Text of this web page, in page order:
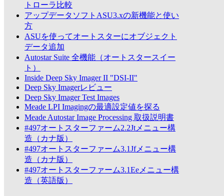
トローラ比較
アップデータソフトASU3.xの新機能と使い
方
ASUを使ってオートスターにオブジェクト
データ追加
Autostar Suite 全機能（オートスタースイー
ト）
Inside Deep Sky Imager II "DSI-II"
Deep Sky Imagerレビュー
Deep Sky Imager Test Images
Meade LPI Imagingの最適設定値を探る
Meade Autostar Image Processing 取扱説明書
#497オートスターファーム2.2Jtメニュー構
造（カナ版）
#497オートスターファーム3.1Jfメニュー構
造（カナ版）
#497オートスターファーム3.1Eeメニュー構
造（英語版）